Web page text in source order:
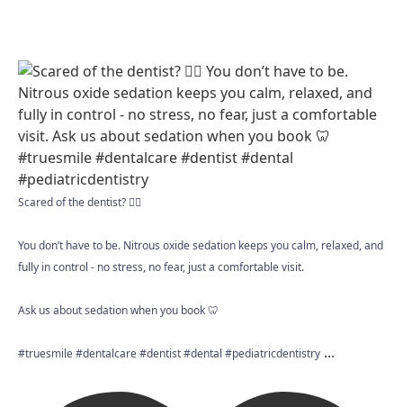
Scared of the dentist? 😮‍💨
You don’t have to be. Nitrous oxide sedation keeps you calm, relaxed, and
fully in control - no stress, no fear, just a comfortable visit.
Ask us about sedation when you book 🦷
#truesmile #dentalcare #dentist #dental #pediatricdentistry ...